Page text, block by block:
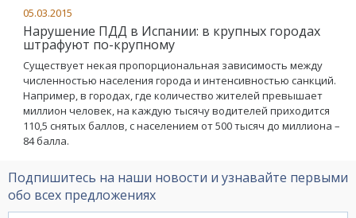
05.03.2015
Нарушение ПДД в Испании: в крупных городах
штрафуют по-крупному
Существует некая пропорциональная зависимость между
численностью населения города и интенсивностью санкций.
Например, в городах, где количество жителей превышает
миллион человек, на каждую тысячу водителей приходится
110,5 снятых баллов, с населением от 500 тысяч до миллиона –
84 балла.
Подпишитесь на наши новости и узнавайте первыми
обо всех предложениях